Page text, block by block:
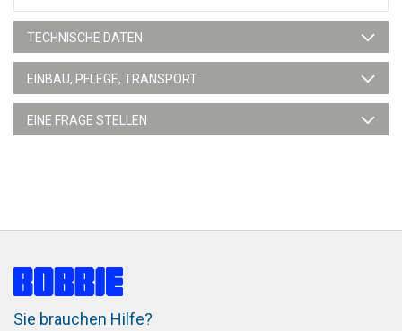
TECHNISCHE DATEN
EINBAU, PFLEGE, TRANSPORT
EINE FRAGE STELLEN
Sie brauchen Hilfe?